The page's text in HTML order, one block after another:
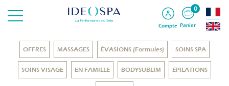
Compte
0
Panier
OFFRES MASSAGES ÉVASIONS (Formules) SOINS SPA
SOINS VISAGE EN FAMILLE BODYSUBLIM ÉPILATIONS